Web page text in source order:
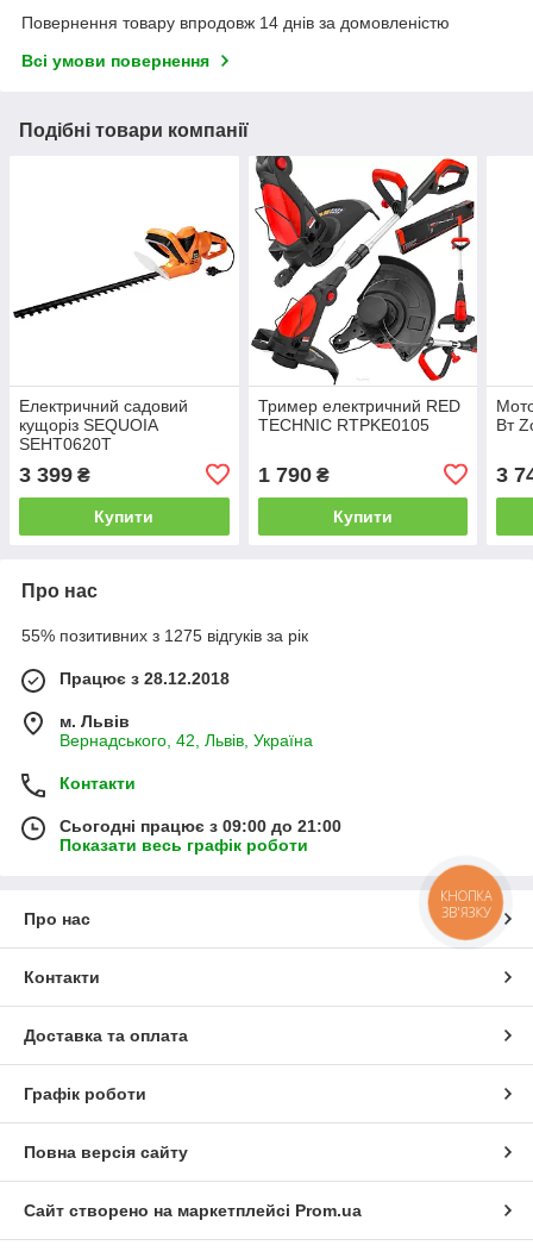
Повернення товару впродовж 14 днів за домовленістю
Всі умови повернення
Подібні товари компанії
Електричний садовий
кущоріз SEQUOIA
SEHT0620T
3 399 ₴
Купити
Тример електричний RED
TECHNIC RTPKE0105
1 790₴
Купити
Вт
3
Про нас
55% позитивних з 1275 відгуків за рік
Працює з 28.12.2018
м. Львів
Вернадського, 42, Львів, Україна
Контакти
Сьогодні працює з 09:00 до 21:00
Показати весь графік роботи
Про нас
Контакти
Доставка та оплата
Графік роботи
Повна версія сайту
Сайт створено на маркетплейсі Prom.ua
КНОПКА
ЗВ'ЯЗКУ